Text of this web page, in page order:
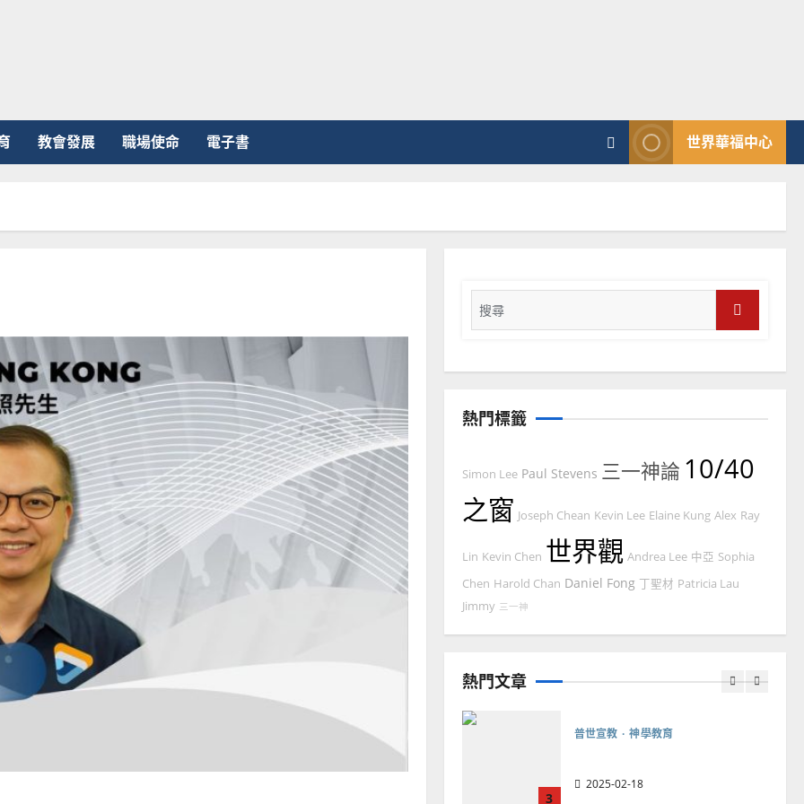
教會發展 職場使命 電子書 世界華福中心
Search
for:
熱門標籤
Simon Lee Paul Stevens 三一神論 10/40
之窗 Joseph Chean Kevin Lee Elaine Kung Alex Ray
Lin Kevin Chen 世界觀 Andrea Lee 中亞 Sophia
Chen Harold Chan Daniel Fong 丁聖材 Patricia Lau
Jimmy 三一神
熱門文章
普世宣教
差傳過來人的佳美見證｜歐
6 2025-02-18
普世宣教
忠、溫淑芳
1
如何以國度思維建造地方堂
會？
2024-01-09
2
福音未及之民的定義、現況
2025-02-18
3
普世宣教 神學教育
2025-02-18